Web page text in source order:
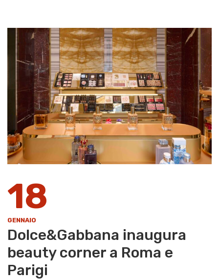
18
GENNAIO
Dolce&Gabbana inaugura
beauty corner a Roma e
Parigi